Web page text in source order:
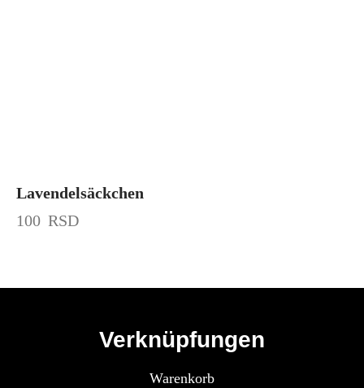
Lavendelsäckchen
100 RSD
Verknüpfungen
Warenkorb